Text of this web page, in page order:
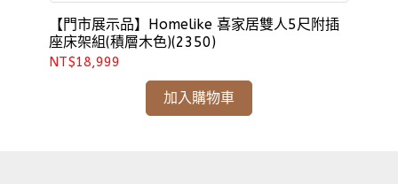
【門市展示品】Homelike 喜家居雙人5尺附插
座床架組(積層木色)(2350)
NT$18,999
加入購物車